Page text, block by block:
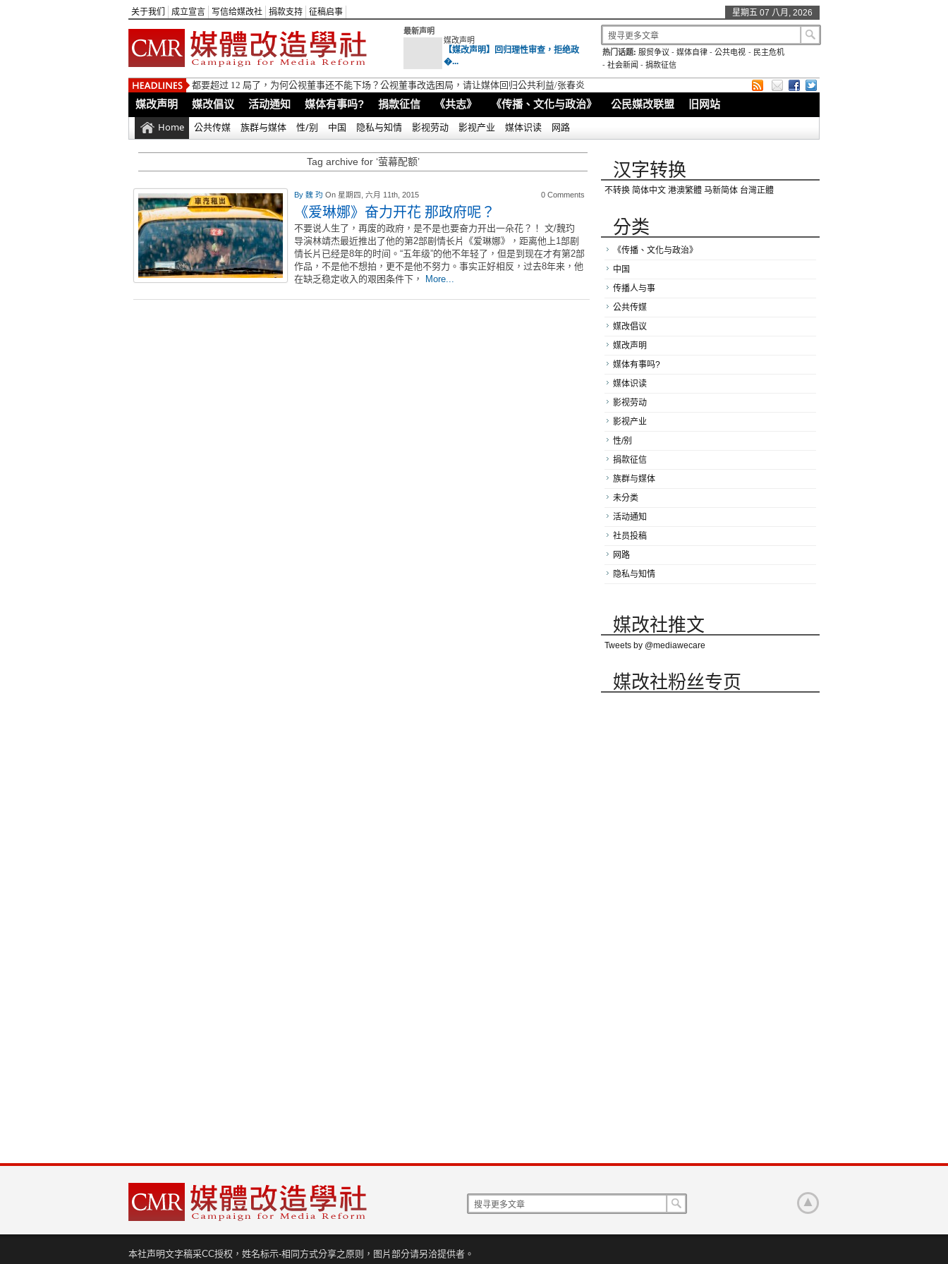
关于我们 成立宣言 写信给媒改社 捐款支持 征稿启事 星期五 07 八月, 2026
最新声明
媒改声明
【媒改声明】回归理性审查，拒绝政
�...
热门话题: 服贸争议 -媒体自律 -公共电视 - 民主危机
- 社会新闻 - 捐款征信
都要超过 12 局了，为何公视董事还不能下场？公视董事改选困局，请让媒体回归公共利益/张春炎
媒改声明 媒改倡议 活动通知 媒体有事吗? 捐款征信 《共志》 《传播、文化与政治》 公民媒改联盟 旧网站
Home 公共传媒 族群与媒体 性/别 中国 隐私与知情 影视劳动 影视产业 媒体识读 网路
Tag archive for ‘萤幕配额’
By 魏 玓 On 星期四, 六月 11th, 2015 0 Comments
《爱琳娜》奋力开花 那政府呢？
不要说人生了，再废的政府，是不是也要奋力开出一朵花？！ 文/魏玓
导演林靖杰最近推出了他的第2部剧情长片《爱琳娜》，距离他上1部剧
情长片已经是8年的时间。“五年级”的他不年轻了，但是到现在才有第2部
作品，不是他不想拍，更不是他不努力。事实正好相反，过去8年来，他
在缺乏稳定收入的艰困条件下，
More...
汉字转换
不转换 简体中文 港澳繁體 马新简体 台灣正體
分类
《传播、文化与政治》
中国
传播人与事
公共传媒
媒改倡议
媒改声明
媒体有事吗?
媒体识读
影视劳动
影视产业
性/别
捐款征信
族群与媒体
未分类
活动通知
社员投稿
网路
隐私与知情
媒改社推文
Tweets by @mediawecare
媒改社粉丝专页
本社声明文字稿采CC授权，姓名标示-相同方式分享之原则，图片部分请另洽提供者。